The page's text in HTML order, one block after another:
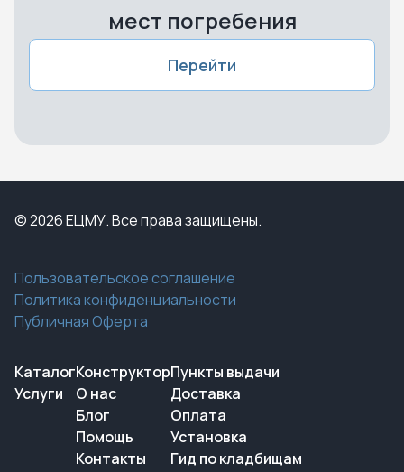
мест погребения
Перейти
© 2026 ЕЦМУ. Все права защищены.
Пользовательское соглашение
Политика конфиденциальности
Публичная Оферта
Каталог
Услуги
Конструктор
О нас
Блог
Помощь
Контакты
Пункты выдачи
Доставка
Оплата
Установка
Гид по кладбищам